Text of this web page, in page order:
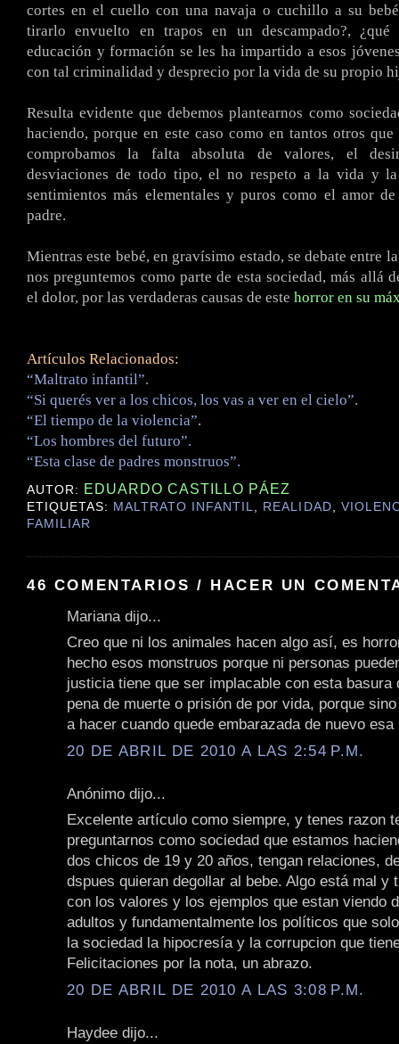
cortes en el cuello con una navaja o cuchillo a su
tirarlo envuelto en trapos en un descampado?,
educación y formación se les ha impartido a esos
con tal criminalidad y desprecio por la vida de su propio
Resulta evidente que debemos plantearnos como
haciendo, porque en este caso como en tantos otros
comprobamos la falta absoluta de valores, el
desviaciones de todo tipo, el no respeto a la vida y
sentimientos más elementales y puros como el amor
padre.
Mientras este bebé, en gravísimo estado, se debate entre
nos preguntemos como parte de esta sociedad, más allá
el dolor, por las verdaderas causas de este horror en su
Artículos Relacionados:
“Maltrato infantil”.
“Si querés ver a los chicos, los vas a ver en el cielo”.
“El tiempo de la violencia”.
“Los hombres del futuro”.
“Esta clase de padres monstruos”.
AUTOR: EDUARDO CASTILLO PÁEZ
ETIQUETAS: MALTRATO INFANTIL, REALIDAD,
FAMILIAR
46 COMENTARIOS / HACER UN
Mariana dijo...
Creo que ni los animales hacen algo así, es
hecho esos monstruos porque ni personas
justicia tiene que ser implacable con esta basura
pena de muerte o prisión de por vida, porque
a hacer cuando quede embarazada de nuevo esa
20 DE ABRIL DE 2010 A LAS 2:54 P.M.
Anónimo dijo...
Excelente artículo como siempre, y tenes razon
preguntarnos como sociedad que estamos
dos chicos de 19 y 20 años, tengan relaciones,
dspues quieran degollar al bebe. Algo está mal y
con los valores y los ejemplos que estan viendo
adultos y fundamentalmente los políticos que
la sociedad la hipocresía y la corrupcion que
Felicitaciones por la nota, un abrazo.
20 DE ABRIL DE 2010 A LAS 3:08 P.M.
Haydee dijo...